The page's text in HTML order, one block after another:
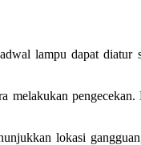
lampu dapat
melakukan
lokasi